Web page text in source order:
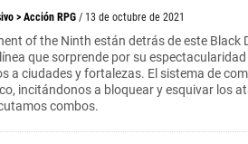
> Acción RPG / 13 de octubre de 2021
of the Ninth están detrás de este Black
que sorprende por su
a ciudades y fortalezas. El sistema de
incitándonos a bloquear y esquivar los
combos.